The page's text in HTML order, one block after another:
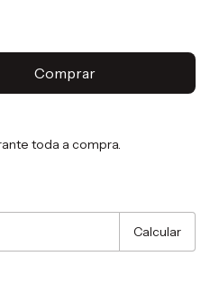
toda a compra.
Calcular